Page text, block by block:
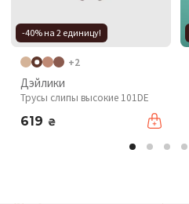
-40% на 2 единицу!
+2
Дэйлики
Трусы слипы высокие 101DE
619 ₴